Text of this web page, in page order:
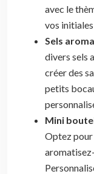
avec le
vos initiales
Sels
divers sels
créer des
petits
Mini
Optez pour